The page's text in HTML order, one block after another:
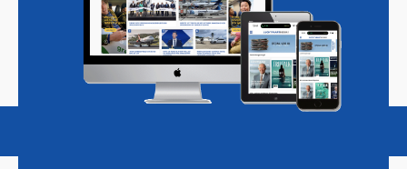
Magazine Podcasts Vacatures